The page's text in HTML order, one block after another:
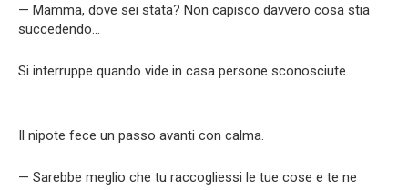
— Mamma, dove sei stata? Non capisco davvero cosa stia
succedendo…
Si interruppe quando vide in casa persone sconosciute.
Il nipote fece un passo avanti con calma.
— Sarebbe meglio che tu raccogliessi le tue cose e te ne